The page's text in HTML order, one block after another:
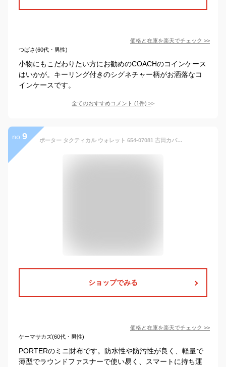
価格と在庫を楽天でチェック >>
つばさ(60代・男性)
小物にもこだわりたい方にお勧めのCOACHのコインケース
はいかが。キーリング付きのシグネチャー柄がお洒落なコ
インケースです。
全てのおすすめコメント (1件) >
no. 9 ポーター タクティカル ウォレット 654-07081 吉田カバン PORTER TACTICAL WALLET 財布 ミニ財布 メンズ レディース ブランド 小さい 薄い 小銭入れ 軽量 おしゃれ プレゼント 防水 防汚 ラウンドファスナー 日本製
ショップでみる
価格と在庫を楽天でチェック >>
ケーマサカズ(60代・男性)
PORTERのミニ財布です。防水性や防汚性が良く、軽量で
薄型でラウンドファスナーで使い易く、スマートに持ち運